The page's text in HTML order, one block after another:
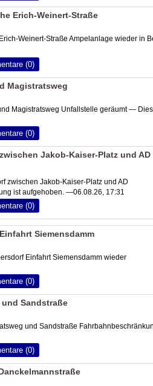
Erich-Weinert-Straße
Weinert-Straße Ampelanlage wieder in
(0)
Magistratsweg
Magistratsweg Unfallstelle geräumt —
(0)
Jakob-Kaiser-Platz und AD
zwischen Jakob-Kaiser-Platz und AD
ist aufgehoben. —06.08.26, 17:31
(0)
Siemensdamm
Einfahrt Siemensdamm wieder
(0)
Sandstraße
und Sandstraße
(0)